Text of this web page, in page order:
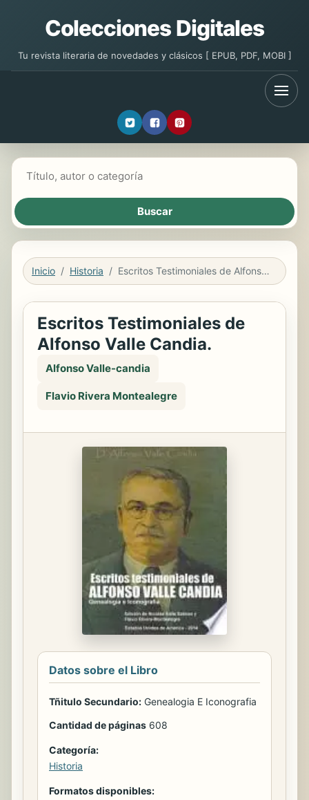
Colecciones Digitales
Tu revista literaria de novedades y clásicos [ EPUB, PDF, MOBI ]
Inicio Historia Escritos Testimoniales de Alfonso Valle Candia.
Escritos Testimoniales de
Alfonso Valle Candia.
Alfonso Valle-candia
Flavio Rivera Montealegre
Datos sobre el Libro
Tñitulo Secundario: Genealogia E Iconografia
Cantidad de páginas 608
Categoría:
Historia
Formatos disponibles: